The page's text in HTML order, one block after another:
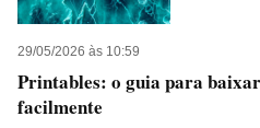
29/05/2026 às 10:59
Printables: o guia para
facilmente